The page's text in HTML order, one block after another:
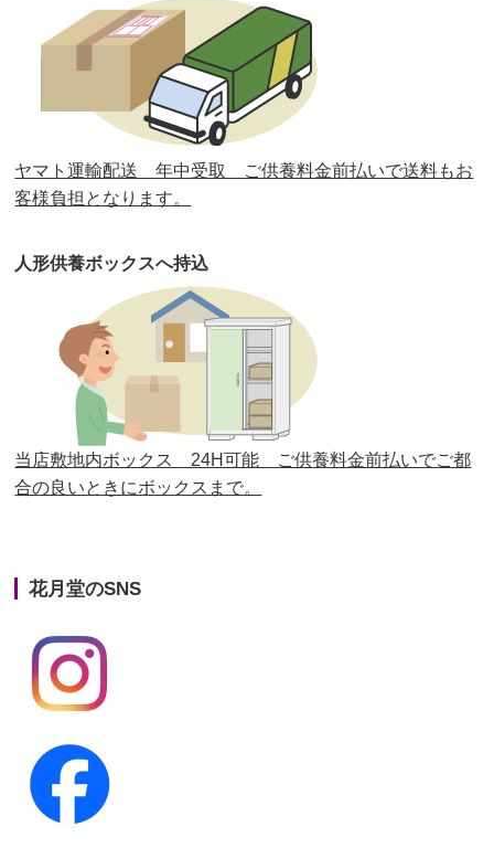
第32回人形供養祭 令和元年6月12日(水)
第31回人形供養祭 平成31年3月13日(水)
第30回人形供養祭平成30年11月28日(水)
第29回人形供養祭平成30年5月23日(水)
第27回人形供養祭平成29年6月14日(水)
第26回人形供養祭平成28年12月15日(木)
第25回人形供養祭 平成28年6月16日(木)
第24回人形供養祭 平成27年11月27日
第23回人形供養祭平成26年12月5日
第22回人形供養祭平成26年4月28日
第20回人形供養祭
第19回人形供養祭
第18回人形供養祭
第16回人形供養祭
第15回人形供養祭
ヤマト運輸配送 年中受取 ご供養料金前払いで送料もお
客様負担となります。
人形供養ボックスへ持込
当店敷地内ボックス 24H可能 ご供養料金前払いでご都
合の良いときにボックスまで。
花月堂のSNS